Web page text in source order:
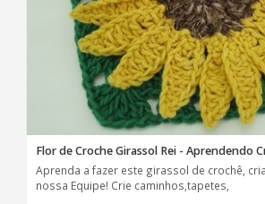
Flor de Croche Girassol Rei - Aprendendo
Aprenda a fazer este girassol de crochê,
nossa Equipe! Crie caminhos,tapetes,